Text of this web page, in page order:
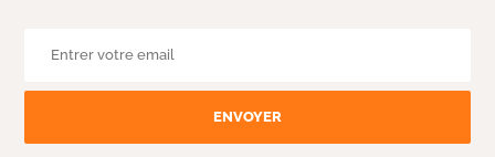
ENVOYER